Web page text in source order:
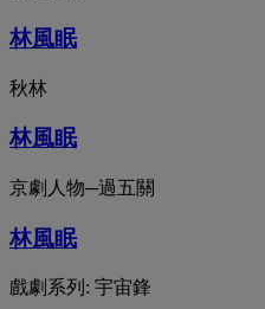
林⾵眠
秋林
林風眠
京劇人物─過五關
林風眠
戲劇系列: 宇宙鋒